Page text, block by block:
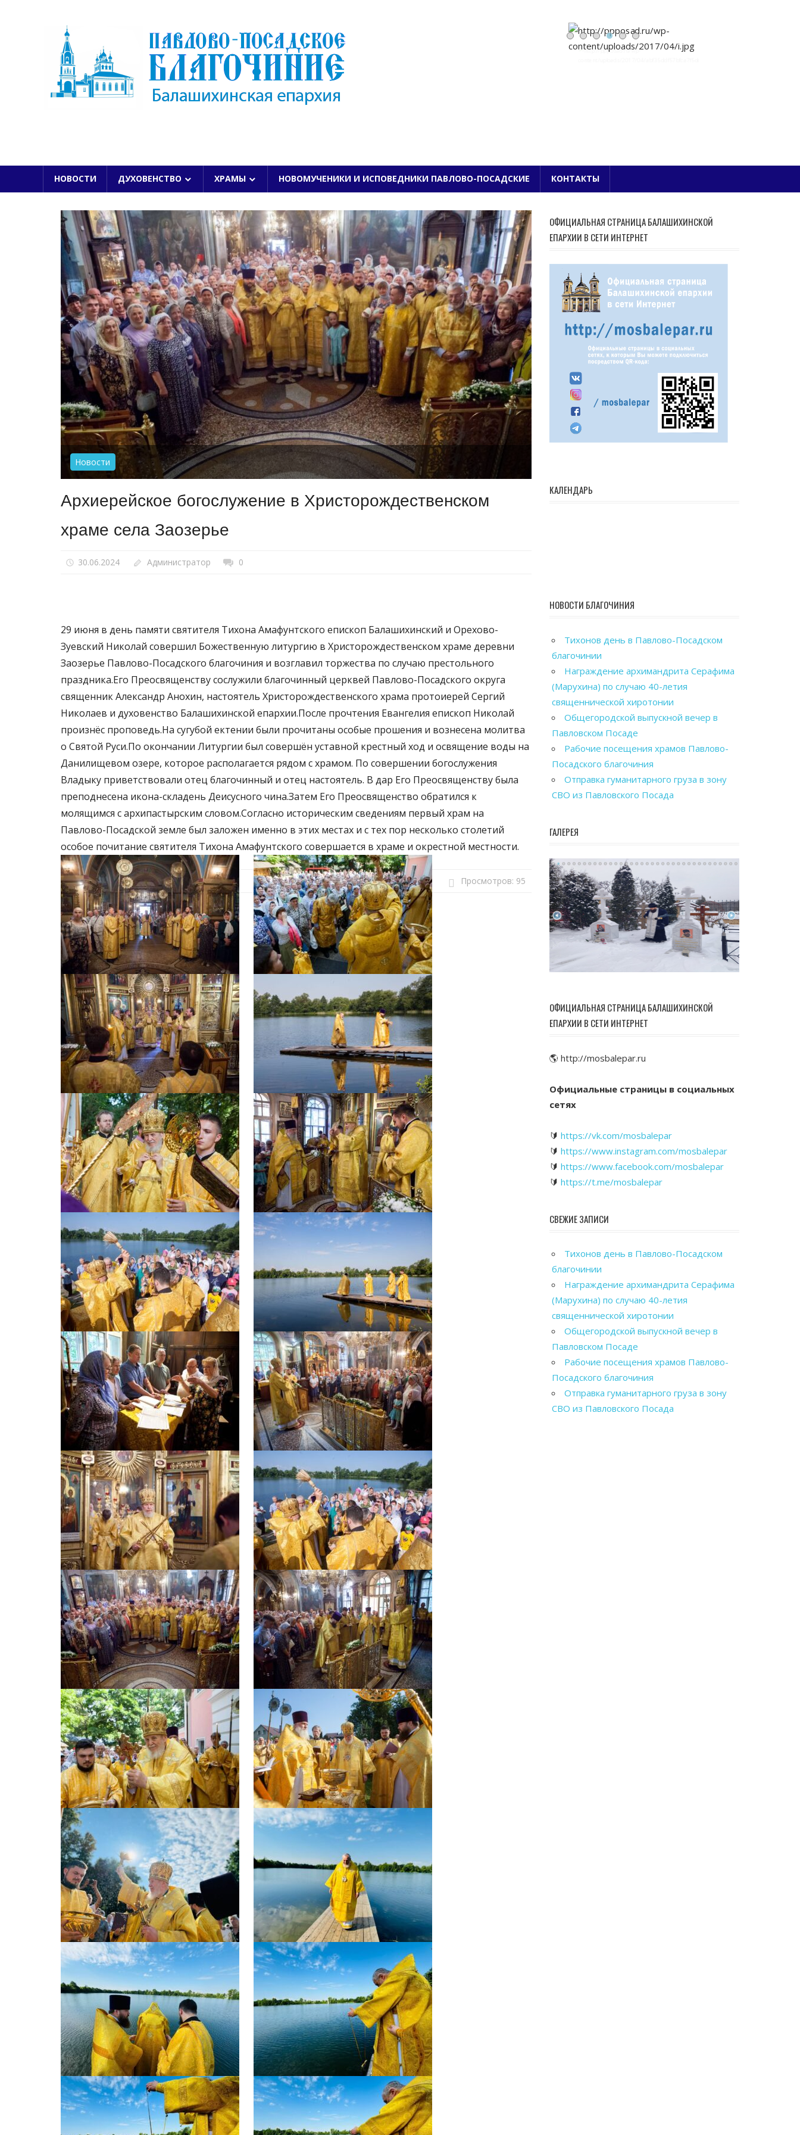
ПАВЛОВО-ПОСАДСКОЕ БЛАГОЧИНИЕ
НОВОСТИ ДУХОВЕНСТВО ХРАМЫ НОВОМУЧЕНИКИ И ИСПОВЕДНИКИ ПАВЛОВО-ПОСАДСКИЕ КОНТАКТЫ
Новости
Архиерейское богослужение в Христорождественском
храме села Заозерье
30.06.2024 Администратор 0
29 июня в день памяти святителя Тихона Амафунтского епископ Балашихинский и Орехово-
Зуевский Николай совершил Божественную литургию в Христорождественском храме деревни
Заозерье Павлово-Посадского благочиния и возглавил торжества по случаю престольного
праздника.Его Преосвященству сослужили благочинный церквей Павлово-Посадского округа
священник Александр Анохин, настоятель Христорождественского храма протоиерей Сергий
Николаев и духовенство Балашихинской епархии.После прочтения Евангелия епископ Николай
произнёс проповедь.На сугубой ектении были прочитаны особые прошения и вознесена молитва
о Святой Руси.По окончании Литургии был совершён уставной крестный ход и освящение воды на
Данилищевом озере, которое располагается рядом с храмом. По совершении богослужения
Владыку приветствовали отец благочинный и отец настоятель. В дар Его Преосвященству была
преподнесена икона-складень Деисусного чина.Затем Его Преосвященство обратился к
молящимся с архипастырским словом.Согласно историческим сведениям первый храм на
Павлово-Посадской земле был заложен именно в этих местах и с тех пор несколько столетий
особое почитание святителя Тихона Амафунтского совершается в храме и окрестной местности.
Просмотров: 95
ОФИЦИАЛЬНАЯ СТРАНИЦА БАЛАШИХИНСКОЙ
ЕПАРХИИ В СЕТИ ИНТЕРНЕТ
КАЛЕНДАРЬ
НОВОСТИ БЛАГОЧИНИЯ
Тихонов день в Павлово-Посадском
благочинии
Награждение архимандрита Серафима
(Марухина) по случаю 40-летия
священнической хиротонии
Общегородской выпускной вечер в
Павловском Посаде
Рабочие посещения храмов Павлово-
Посадского благочиния
Отправка гуманитарного груза в зону
СВО из Павловского Посада
ГАЛЕРЕЯ
ОФИЦИАЛЬНАЯ СТРАНИЦА БАЛАШИХИНСКОЙ
ЕПАРХИИ В СЕТИ ИНТЕРНЕТ
🌎 http://mosbalepar.ru
Официальные страницы в социальных
сетях
🔰 https://vk.com/mosbalepar
🔰 https://www.instagram.com/mosbalepar
🔰 https://www.facebook.com/mosbalepar
🔰 https://t.me/mosbalepar
СВЕЖИЕ ЗАПИСИ
Тихонов день в Павлово-Посадском
благочинии
Награждение архимандрита Серафима
(Марухина) по случаю 40-летия
священнической хиротонии
Общегородской выпускной вечер в
Павловском Посаде
Рабочие посещения храмов Павлово-
Посадского благочиния
Отправка гуманитарного груза в зону
СВО из Павловского Посада